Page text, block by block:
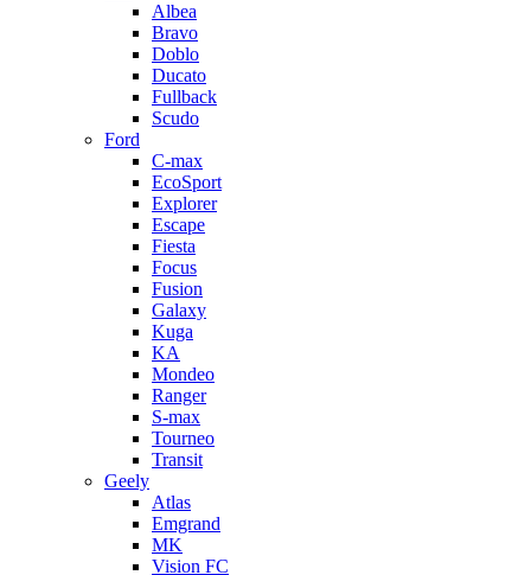
Albea
Bravo
Doblo
Ducato
Fullback
Scudo
Ford
C-max
EcoSport
Explorer
Escape
Fiesta
Focus
Fusion
Galaxy
Kuga
KA
Mondeo
Ranger
S-max
Tourneo
Transit
Geely
Atlas
Emgrand
MK
Vision FC